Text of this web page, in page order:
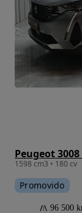
Peugeot
1598 cm3 • 180 cv
Promovido
96 500